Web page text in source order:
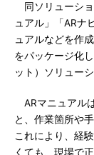
同ソリューショ
ュアル」「ARナ
ュアルなどを作
をパッケージ化
ット）ソリュー
ARマニュアル
と、作業箇所や
これにより、経
くても、現場で